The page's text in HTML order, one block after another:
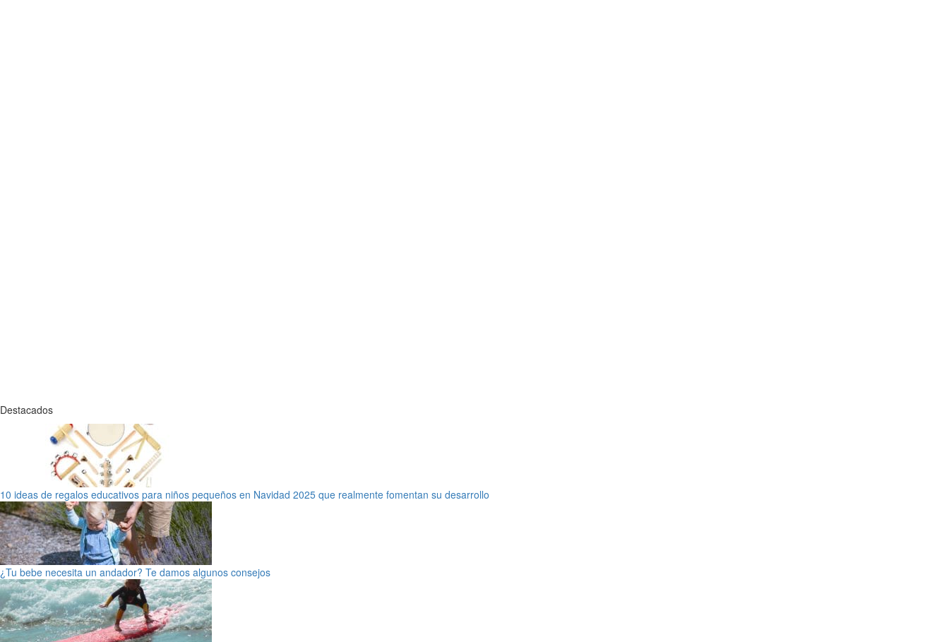
Destacados
10 ideas de regalos educativos para niños pequeños en Navidad 2025 que realmente fomentan su desarrollo
¿Tu bebe necesita un andador? Te damos algunos consejos